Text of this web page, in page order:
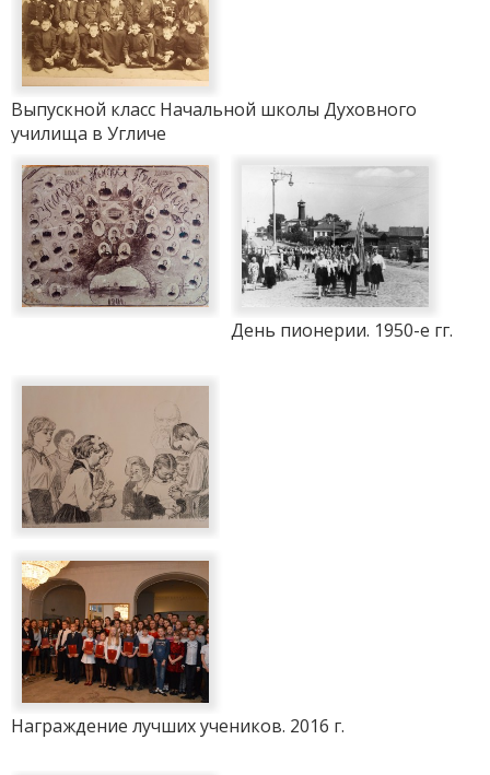
Выпускной класс Начальной школы Духовного
училища в Угличе
День пионерии. 1950-е гг.
Награждение лучших учеников. 2016 г.